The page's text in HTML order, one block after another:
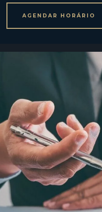
AGENDAR HORÁRIO